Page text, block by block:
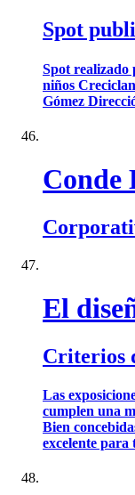
Spot
Spot realizado
niños
Gómez
Conde
El
Criterios
Las
cumplen una
Bien
excelente para